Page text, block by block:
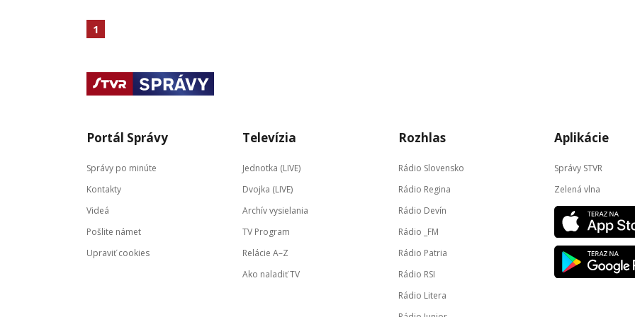
1
Portál Správy
Správy po minúte
Kontakty
Videá
Pošlite námet
Upraviť cookies
Televízia
Jednotka (LIVE)
Dvojka (LIVE)
Archív vysielania
TV Program
Relácie A–Z
Ako naladiť TV
Rozhlas
Rádio Slovensko
Rádio Regina
Rádio Devín
Rádio _FM
Rádio Patria
Rádio RSI
Rádio Litera
Aplikácie
Správy STVR
Zelená vlna